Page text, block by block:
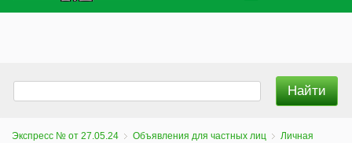
Экспресс № от 27.05.24 Объявления для частных лиц
Личная